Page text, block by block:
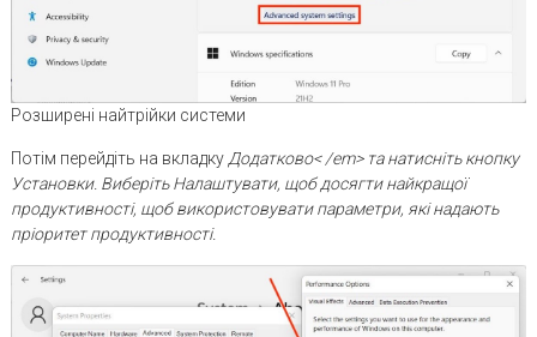
Розширені найтрійки системи
Потім перейдіть на вкладку Додатково< /em> та натисніть кнопку
Установки. ВиберітьНалаштувати, щоб досягти найкращої
продуктивності, щоб використовувати параметри, які надають
пріоритет продуктивності.